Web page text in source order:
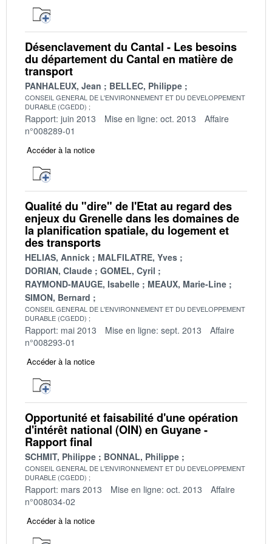
Désenclavement du Cantal - Les besoins
du département du Cantal en matière de
transport
PANHALEUX, Jean BELLEC, Philippe
CONSEIL GENERAL DE L'ENVIRONNEMENT ET DU DEVELOPPEMENT
DURABLE (CGEDD)
Rapport: juin 2013 Mise en ligne: oct. 2013
Affaire
n°008289-01
Accéder à la notice
Qualité du "dire" de l'Etat au regard des
enjeux du Grenelle dans les domaines de
la planification spatiale, du logement et
des transports
HELIAS, Annick
MALFILATRE, Yves
DORIAN, Claude
GOMEL, Cyril
RAYMOND-MAUGE, Isabelle
MEAUX, Marie-Line
SIMON, Bernard
CONSEIL GENERAL DE L'ENVIRONNEMENT ET DU DEVELOPPEMENT
DURABLE (CGEDD)
Rapport: mai 2013 Mise en ligne: sept. 2013
Affaire
n°008293-01
Accéder à la notice
Opportunité et faisabilité d'une opération
d'intérêt national (OIN) en Guyane -
Rapport final
SCHMIT, Philippe BONNAL, Philippe
CONSEIL GENERAL DE L'ENVIRONNEMENT ET DU DEVELOPPEMENT
DURABLE (CGEDD)
Rapport: mars 2013 Mise en ligne: oct. 2013
Affaire
n°008034-02
Accéder à la notice